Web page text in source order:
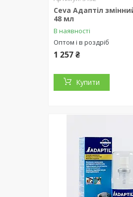
Ceva Адаптіл
48 мл
В наявності
Оптом і в роздріб
1 257 ₴
Купити